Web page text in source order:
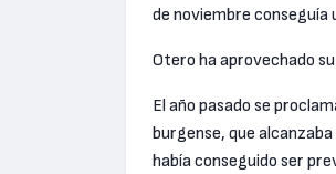
de noviembre conseguía
Otero ha aprovechado
El año pasado se
burgense, que
había conseguido ser